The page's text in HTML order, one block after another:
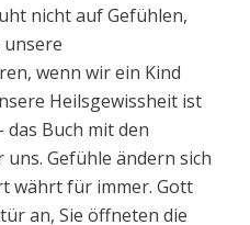
nicht auf Gefühlen,
wenn wir ein Kind
Heilsgewissheit ist
Buch mit den
Gefühle ändern sich
währt für immer. Gott
an, Sie öffneten die